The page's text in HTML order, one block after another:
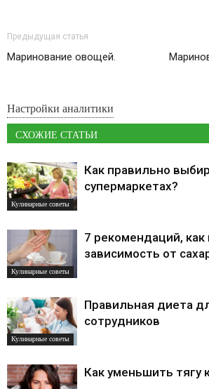
Предыдущая статья
Маринование овощей.
Настройки аналитики
СХОЖИЕ СТАТЬИ
Кулинарные советы
Как правильно
супермаркетах?
Кулинарные советы
7 рекомендаций,
зависимость от
Кулинарные советы
Правильная диета
сотрудников
Как уменьшить тягу